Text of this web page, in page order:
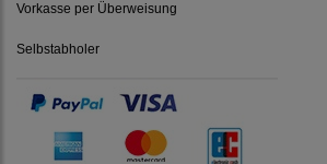
Vorkasse per Überweisung
Selbstabholer